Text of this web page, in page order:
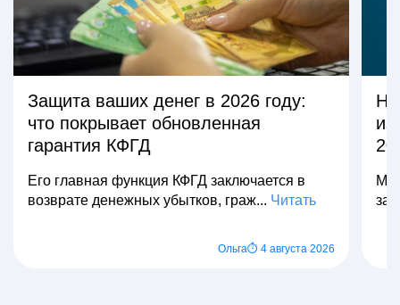
Защита ваших денег в 2026 году:
что покрывает обновленная
гарантия КФГД
Его главная функция КФГД заключается в
возврате денежных убытков, граж... Читать
Ольга⏱ 4 августа 2026